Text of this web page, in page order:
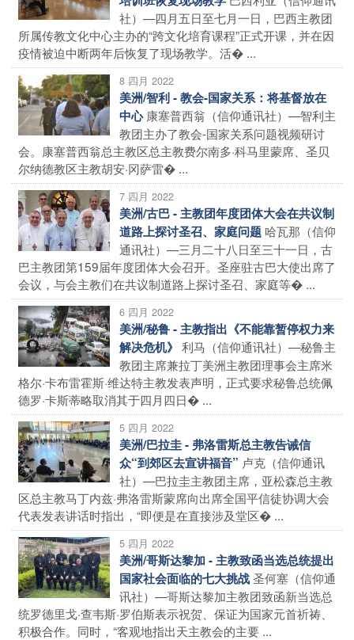
社）—四月五日至七月一日，巴西主教团
所属传教文化中心主办的“跨文化培育课程”正式开课，并在因
疫情被迫中断两年后恢复了现场教学。活� ...
8 四月 2022
美洲/智利 - 教会-国家关系：将基督放在
中心 康塞普西翁（信仰通讯社）—智利主
教团主办了教会-国家关系问题视频研讨
会。康塞普西翁总主教区总主教费尔南多·科马里蒙席、圣贝
尔纳德教区主教胡安·冈萨雷� ...
7 四月 2022
美洲/古巴 - 主教团年度团体大会在共议制
道路上探讨圣召、家庭问题 哈瓦那（信仰
通讯社）—三月二十八日至三十一日，古
巴主教团第159届年度团体大会召开。圣座驻古巴大使出席了
会议，与会主教们在共议制道路上探讨圣召、家庭等� ...
6 四月 2022
美洲/秘鲁 - 主教指出《不能靠暂停权力来
解决危机》 利马（信仰通讯社）—秘鲁主
教团主席兼拉丁美洲主教团理事会主席米
格尔·卡布雷霍斯·维达特主教发表声明，正式要求秘鲁总统佩
德罗·卡斯蒂略取消其于四月四日� ...
5 四月 2022
美洲/巴拉圭 - 弗洛雷斯总主教告诫信
众“到郊区去宣讲福音” 卢克（信仰通讯
社）—巴拉圭主教团主席，亚松森总主教
区总主教马丁内兹·弗洛雷斯蒙席向出席全国平信徒协调大会
代表发表讲话时指出，“即便是在直接涉及堂区� ...
5 四月 2022
美洲/哥斯达黎加 - 主教致函当选总统提出
国家社会面临的七大挑战圣何塞（信仰通
讯社）—哥斯达黎加主教团致函新当选总
统罗德里戈·查韦斯·罗伯斯表示祝贺、保证为国家元首祈祷、
积极合作。同时，“客观地指出天主教会的主要 ...